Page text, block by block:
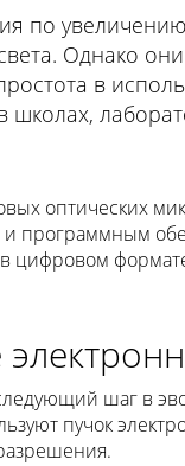
по
Однако
в
оптических
программным
в цифровом
шаг в
пучок